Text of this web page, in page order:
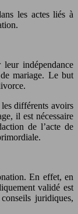
les actes liés à
indépendance
mariage. Le but
différents avoirs
il est nécessaire
de l’acte de
En effet, en
validé est
juridiques,